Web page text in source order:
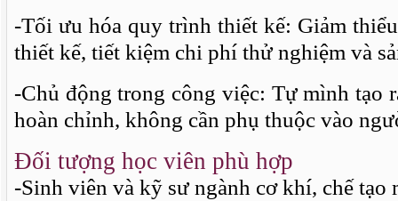
-Tối ưu hóa quy trình thiết kế: Giảm
thiết kế, tiết kiệm chi phí thử nghiệm và
-Chủ động trong công việc: Tự mình tạo
hoàn chỉnh, không cần phụ thuộc vào
Đối tượng học viên phù hợp
-Sinh viên và kỹ sư ngành cơ khí, chế tạo